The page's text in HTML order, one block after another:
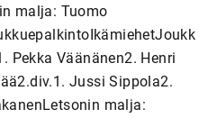
malja: Tuomo
Pekka Väänänen2. Henri
Jussi Sippola2.
malja: